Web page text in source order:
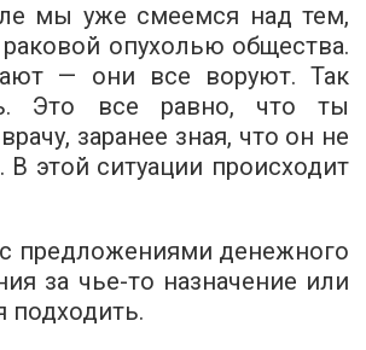
мы уже смеемся над тем,
раковой опухолью общества.
— они все воруют. Так
Это все равно, что ты
заранее зная, что он не
В этой ситуации происходит
предложениями денежного
за чье-то назначение или
подходить.